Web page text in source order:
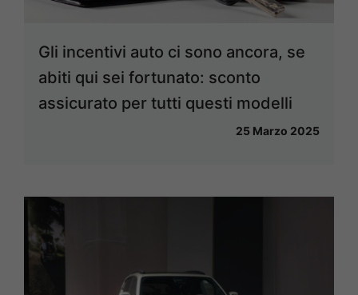
Gli incentivi auto ci sono ancora, se
abiti qui sei fortunato: sconto
assicurato per tutti questi modelli
25 Marzo 2025